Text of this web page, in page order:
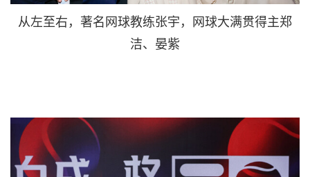
从左至右，著名网球教练张宇，网球大满贯得主郑
洁、晏紫